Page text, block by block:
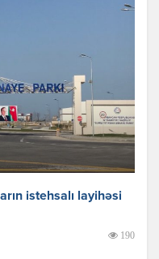
istehsalı layihəsi
190